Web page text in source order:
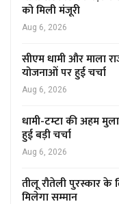
को मिली मंजूरी
Aug 6, 2026
सीएम धामी और माला
योजनाओं पर हुई चर्चा
Aug 6, 2026
धामी-टम्टा की अहम
हुई बड़ी चर्चा
Aug 6, 2026
तीलू रौतेली पुरस्कार
मिलेगा सम्मान